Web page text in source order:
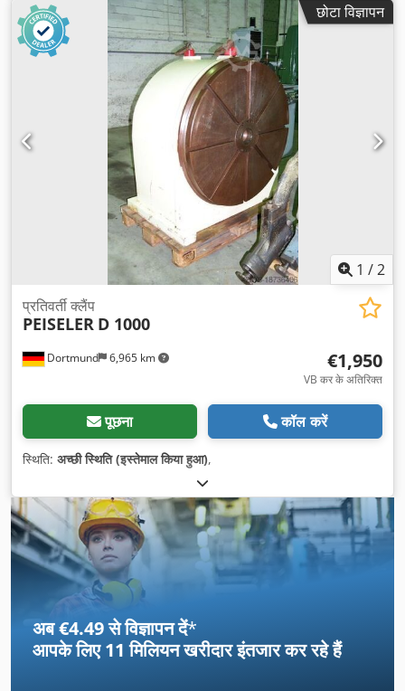
छोटा विज्ञापन
1 /2
Dortmund 6,965 km
प्रतिवर्ती क्लैंप
PEISELER D 1000
€1,950
VB कर के अतिरिक्त
पूछना कॉल करें
स्थिति: अच्छी स्थिति (इस्तेमाल किया हुआ),
अब €4.49 से विज्ञापन दें*
आपके लिए11 मिलियन खरीदारइंतजार कर रहे हैं